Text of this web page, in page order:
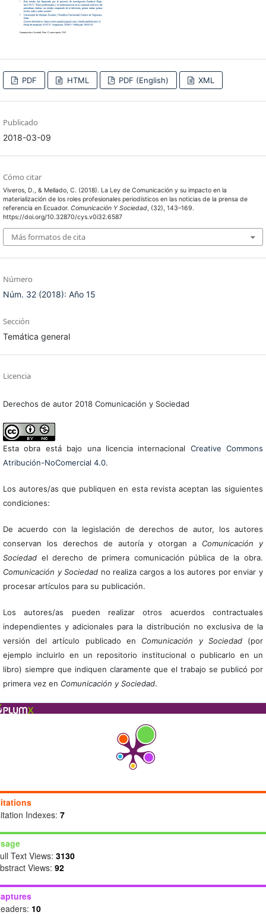
PDF HTML PDF (English) XML
Publicado
2018-03-09
Cómo citar
Viveros, D., & Mellado, C. (2018). La Ley de Comunicación y su impacto en la
materialización de los roles profesionales periodísticos en las noticias de la prensa de
referencia en Ecuador. Comunicación Y Sociedad, (32), 143–169.
https://doi.org/10.32870/cys.v0i32.6587
Más formatos de cita
Número
Núm. 32 (2018): Año 15
Sección
Temática general
Licencia
Derechos de autor 2018 Comunicación y Sociedad
Esta obra está bajo una licencia internacional Creative Commons
Atribución-NoComercial 4.0.
Los autores/as que publiquen en esta revista aceptan las siguientes
condiciones:
De acuerdo con la legislación de derechos de autor, los autores
conservan los derechos de autoría y otorgan a Comunicación y
Sociedadel derecho de primera comunicación pública de la obra.
Comunicación y Sociedad no realiza cargos a los autores por enviar y
procesar artículos para su publicación.
Los autores/as pueden realizar otros acuerdos contractuales
independientes y adicionales para la distribución no exclusiva de la
versión del artículo publicado en Comunicación y Sociedad(por
ejemplo incluirlo en un repositorio institucional o publicarlo en un
libro) siempre que indiquen claramente que el trabajo se publicó por
primera vez en Comunicación y Sociedad.
Indexes: 7
Text Views: 3130
Views: 92
10